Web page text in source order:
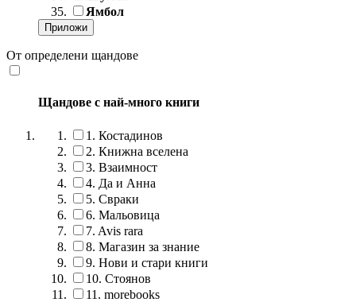
Ямбол
От определени щандове
Щандове с най-много книги
1. Костадинов
2. Книжна вселена
3. Взаимност
4. Да и Анна
5. Свраки
6. Мальовица
7. Avis rara
8. Магазин за знание
9. Нови и стари книги
10. Стоянов
11. morebooks